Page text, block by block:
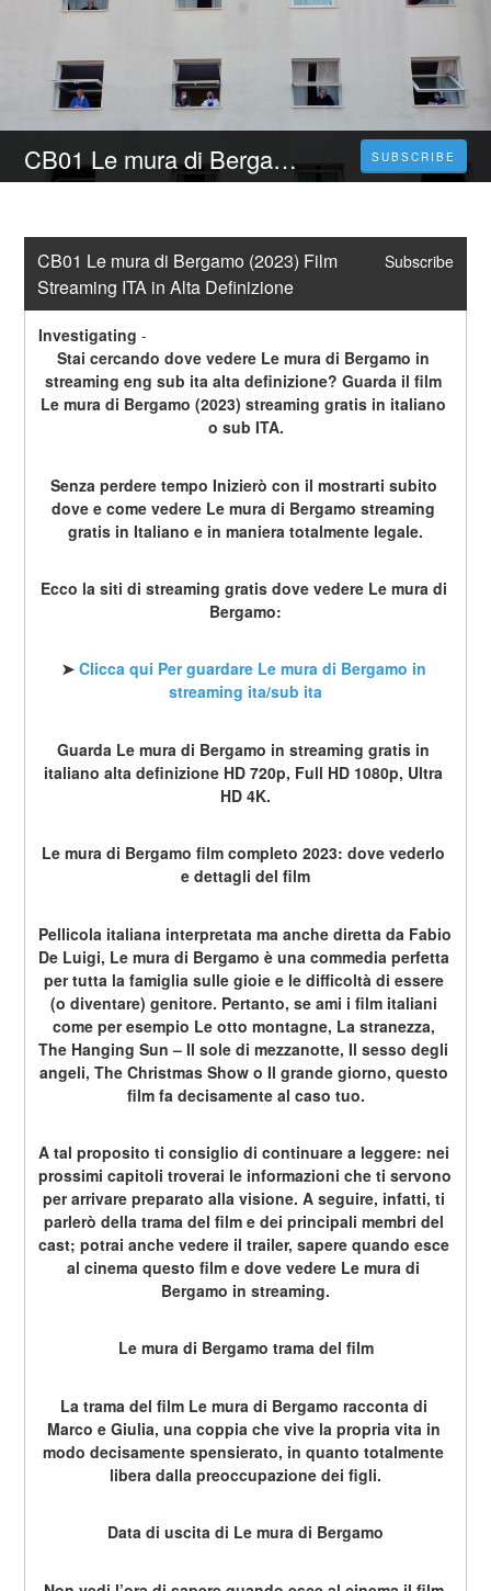
CB01 Le mura di Bergamo (2023) Film Streaming ITA in Alta Definizione SUBSCRIBE
CB01 Le mura di Bergamo (2023) Film
Streaming ITA in Alta Definizione
Subscribe
Investigating -
Stai cercando dove vedere Le mura di Bergamo in
streaming eng sub ita alta definizione? Guarda il film
Le mura di Bergamo (2023) streaming gratis in italiano
o sub ITA.
Senza perdere tempo Inizierò con il mostrarti subito
dove e come vedere Le mura di Bergamo streaming
gratis in Italiano e in maniera totalmente legale.
Ecco la siti di streaming gratis dove vedere Le mura di
Bergamo:
➤ Clicca qui Per guardare Le mura di Bergamo in
streaming ita/sub ita
Guarda Le mura di Bergamo in streaming gratis in
italiano alta definizione HD 720p, Full HD 1080p, Ultra
HD 4K.
Le mura di Bergamo film completo 2023: dove vederlo
e dettagli del film
Pellicola italiana interpretata ma anche diretta da Fabio
De Luigi, Le mura di Bergamo è una commedia perfetta
per tutta la famiglia sulle gioie e le difficoltà di essere
(o diventare) genitore. Pertanto, se ami i film italiani
come per esempio Le otto montagne, La stranezza,
The Hanging Sun – Il sole di mezzanotte, Il sesso degli
angeli, The Christmas Show o Il grande giorno, questo
film fa decisamente al caso tuo.
A tal proposito ti consiglio di continuare a leggere: nei
prossimi capitoli troverai le informazioni che ti servono
per arrivare preparato alla visione. A seguire, infatti, ti
parlerò della trama del film e dei principali membri del
cast; potrai anche vedere il trailer, sapere quando esce
al cinema questo film e dove vedere Le mura di
Bergamo in streaming.
Le mura di Bergamo trama del film
La trama del film Le mura di Bergamo racconta di
Marco e Giulia, una coppia che vive la propria vita in
modo decisamente spensierato, in quanto totalmente
libera dalla preoccupazione dei figli.
Data di uscita di Le mura di Bergamo